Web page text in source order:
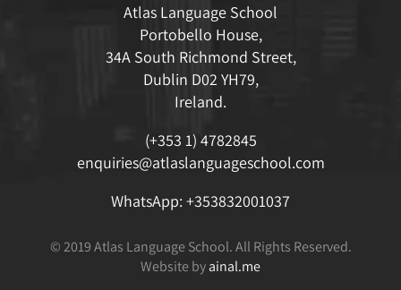
Atlas Language School
Portobello House,
34A South Richmond Street,
Dublin D02 YH79,
Ireland.
(+353 1) 4782845
enquiries@atlaslanguageschool.com
WhatsApp: +353832001037
© 2019 Atlas Language School. All Rights Reserved.
Website byainal.me